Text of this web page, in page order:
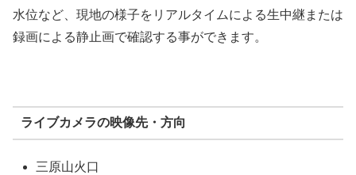
水位など、現地の様子をリアルタイムによる生中継または
録画による静止画で確認する事ができます。
ライブカメラの映像先・方向
三原山火口